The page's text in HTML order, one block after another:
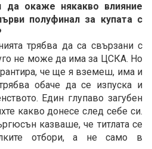
окаже някакво влияние
полуфинал за купата с
трябва да са свързани с
не може да има за ЦСКА. Но
че ще я вземеш, има и
обаче да се изпуска и
Един глупаво загубен
какво донесе след себе си.
казваше, че титлата се
отбори, а не само в